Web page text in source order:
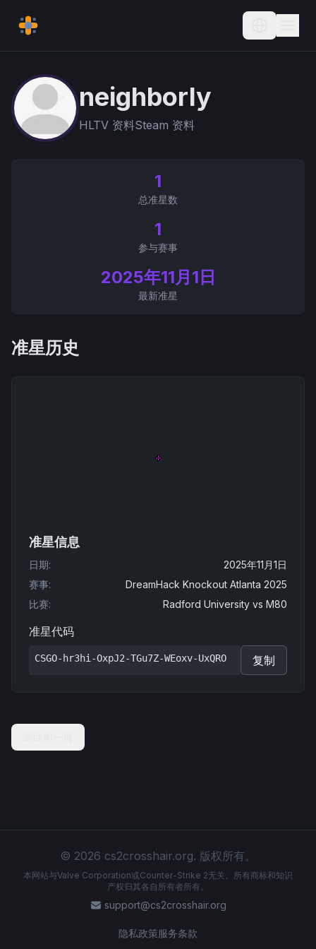
Current
neighborly
HLTV 资料Steam 资料
1
总准星数
1
参与赛事
2025年11月1日
最新准星
准星历史
准星信息
日期:
2025年11月1日
赛事:
DreamHack Knockout Atlanta 2025
比赛: Radford University vs M80
准星代码
CSGO-hr3hi-OxpJ2-TGu7Z-WEoxv-UxQRO 复制
© 2026 cs2crosshair.org. 版权所有。
本网站与Valve Corporation或Counter-Strike 2无关。所有商标和知识
产权归其各自所有者所有。
support@cs2crosshair.org
隐私政策服务条款